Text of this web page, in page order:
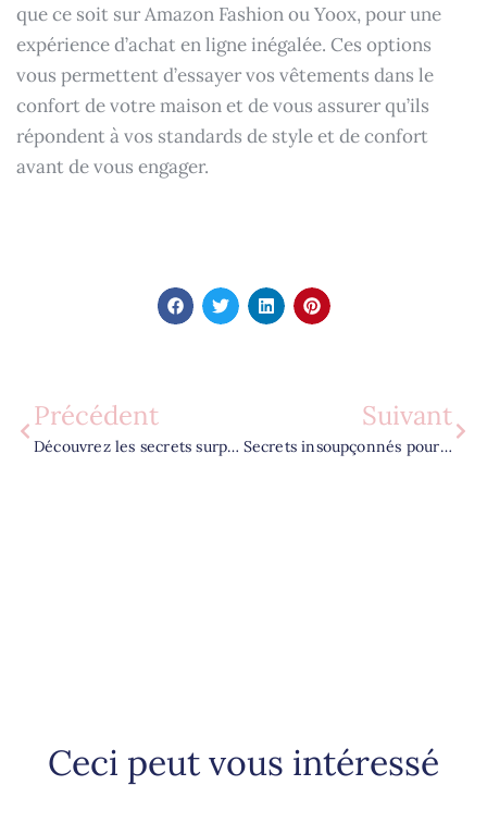
que ce soit sur Amazon Fashion ou Yoox, pour une
expérience d’achat en ligne inégalée. Ces options
vous permettent d’essayer vos vêtements dans le
confort de votre maison et de vous assurer qu’ils
répondent à vos standards de style et de confort
avant de vous engager.
Précédent
Découvrez les secrets surprenants pour transformer votre vie de femme dès aujourd’hui
Suivant
Secrets insoupçonnés pour une peau éclatante sans effort
Ceci peut vous intéressé